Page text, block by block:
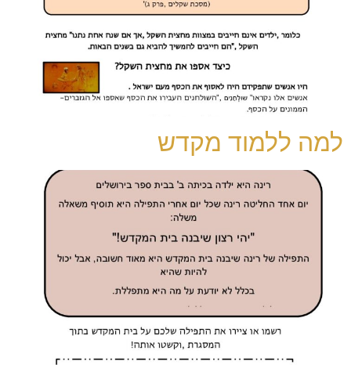
למה ללמוד מקדש